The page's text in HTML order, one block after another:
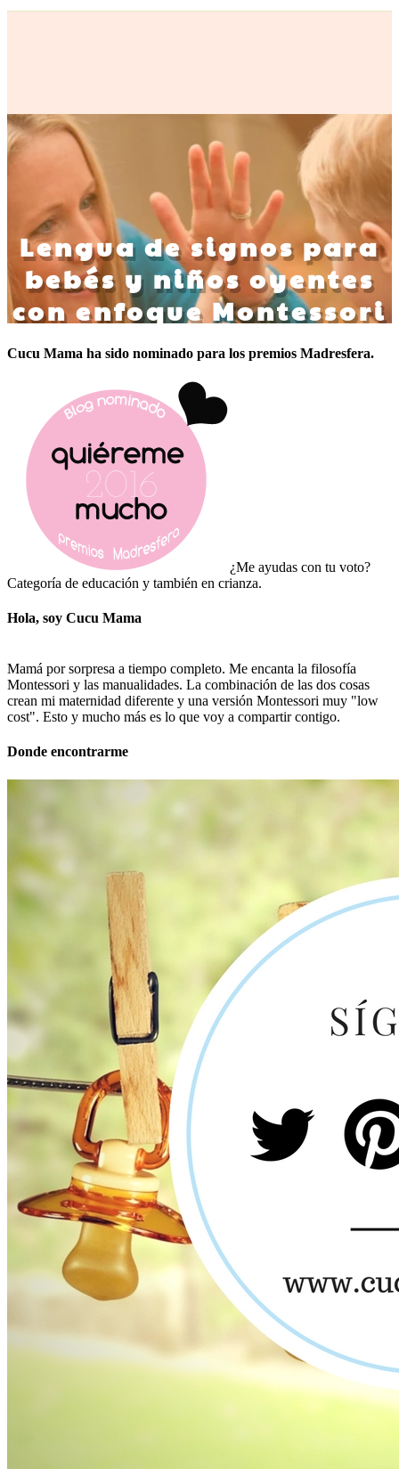
Cucu Mama ha sido nominado para los premios Madresfera.
¿Me ayudas con tu voto?
Categoría de educación y también en crianza.
Hola, soy Cucu Mama
Mamá por sorpresa a tiempo completo. Me encanta la filosofía
Montessori y las manualidades. La combinación de las dos cosas
crean mi maternidad diferente y una versión Montessori muy "low
cost". Esto y mucho más es lo que voy a compartir contigo.
Donde encontrarme